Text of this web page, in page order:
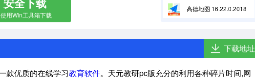
使用Win工具箱下载
高德地图 16.22.0.2018
下载地址
款优质的在线学习教育软件。天元教研pc版充分的利用各种碎片时间,网